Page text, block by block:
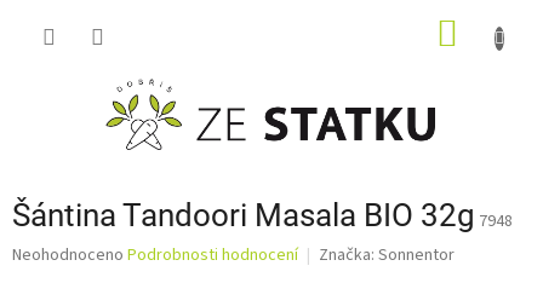
Šántina Tandoori Masala BIO 32g 7948
Průměrné
Neohodnoceno Podrobnosti hodnocení Značka: Sonnentor